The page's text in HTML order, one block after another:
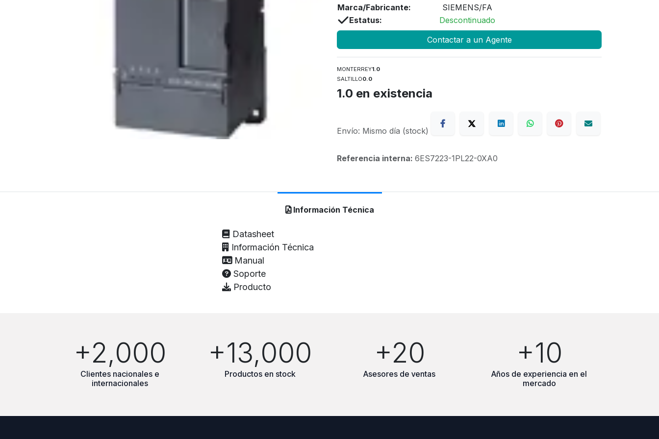
Marca/Fabricante:
SIEMENS/FA
Estatus:
Descontinuado
Contactar a un Agente
MONTERREY1.0
SALTILLO0.0
1.0 en existencia
Envío: Mismo día (stock)
Referencia interna: 6ES7223-1PL22-0XA0
Información Técnica
Datasheet
Información Técnica
Manual
Soporte
Producto
+2,000
Clientes nacionales e
internacionales
+13,000
Productos en stock
+20
Asesores de ventas
+10
Años de experiencia en el
mercado